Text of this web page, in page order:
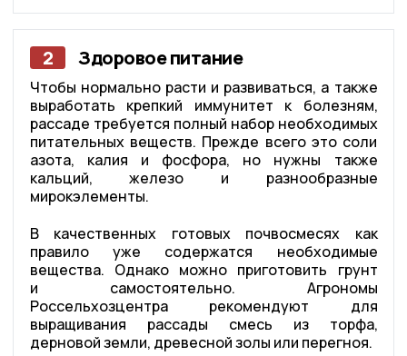
2 Здоровое питание
Чтобы нормально расти и развиваться, а также
выработать крепкий иммунитет к болезням,
рассаде требуется полный набор необходимых
питательных веществ. Прежде всего это соли
азота, калия и фосфора, но нужны также
кальций, железо и разнообразные
мирокэлементы.
В качественных готовых почвосмесях как
правило уже содержатся необходимые
вещества. Однако можно приготовить грунт
и самостоятельно. Агрономы
Россельхозцентра рекомендуют для
выращивания рассады смесь из торфа,
дерновой земли, древесной золы или перегноя.